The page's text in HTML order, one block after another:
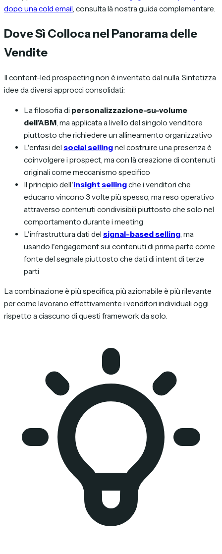
dopo una cold email , consulta là nostra guida complementare.
Dove Sì Colloca nel Panorama delle
Vendite
Il content-led prospecting non è inventato dal nulla. Sintetizza
idee da diversi approcci consolidati:
La filosofia di personalizzazione-su-volume
dell'ABM, ma applicata a livello del singolo venditore
piuttosto che richiedere un allineamento organizzativo
L'enfasi del social sellingnel costruire una presenza è
coinvolgere i prospect, ma con là creazione di contenuti
originali come meccanismo specifico
Il principio dell'insight sellingche i venditori che
educano vincono 3 volte più spesso, ma reso operativo
attraverso contenuti condivisibili piuttosto che solo nel
comportamento durante i meeting
L'infrastruttura dati del signal-based selling, ma
usando l'engagement sui contenuti di prima parte come
fonte del segnale piuttosto che dati di intent di terze
parti
La combinazione è più specifica, più azionabile è più rilevante
per come lavorano effettivamente i venditori individuali oggi
rispetto a ciascuno di questi framework da solo.